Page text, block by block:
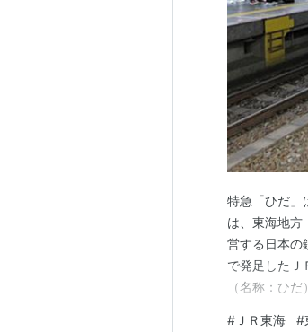
特急「ひだ」
は、東海地方
営する日本の
で発足したＪ
（名称：ひ
# ＪＲ東海 #